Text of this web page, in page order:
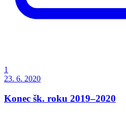
1
23. 6. 2020
Konec šk. roku 2019–2020